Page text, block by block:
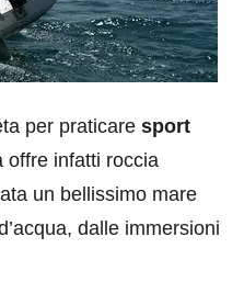
per praticare sport
offre infatti roccia
un bellissimo mare
dalle immersioni